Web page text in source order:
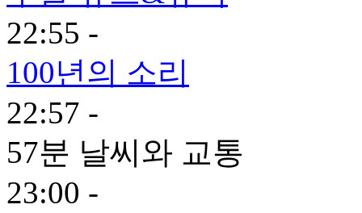
22:55 -
100년의 소리
22:57 -
57분 날씨와 교통
23:00 -